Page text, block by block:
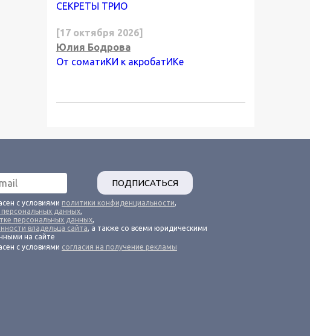
СЕКРЕТЫ ТРИО
[17 октября 2026]
Юлия Бодрова
От соматиКИ к акробатИКе
ПОДПИСАТЬСЯ
с условиями политики конфиденциальности,
данных,
персональных данных,
владельца сайта, а также со всеми юридическими
на сайте
с условиями согласия на получение рекламы